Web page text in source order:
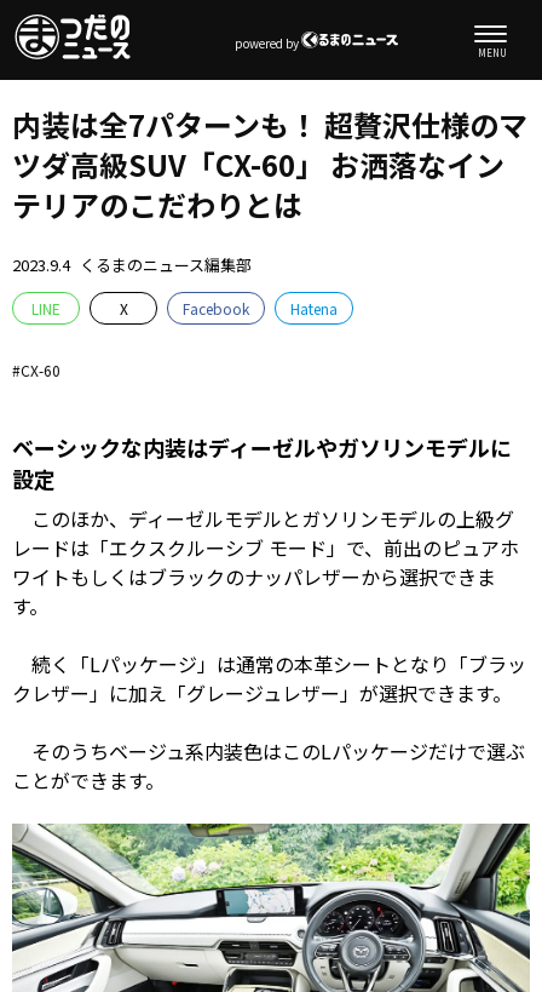
powered by
内装は全7パターンも！ 超贅沢仕様のマ
ツダ高級SUV「CX-60」 お洒落なイン
テリアのこだわりとは
2023.9.4 くるまのニュース編集部
LINE X Facebook Hatena
CX-60
ベーシックな内装はディーゼルやガソリンモデルに
設定
このほか、ディーゼルモデルとガソリンモデルの上級グ
レードは「エクスクルーシブ モード」で、前出のピュアホ
ワイトもしくはブラックのナッパレザーから選択できま
す。
続く「Lパッケージ」は通常の本革シートとなり「ブラッ
クレザー」に加え「グレージュレザー」が選択できます。
そのうちベージュ系内装色はこのLパッケージだけで選ぶ
ことができます。